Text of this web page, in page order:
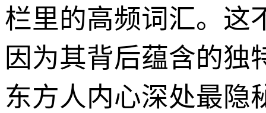
栏里的高频词汇。这
因为其背后蕴含的独
东方人内心深处最隐